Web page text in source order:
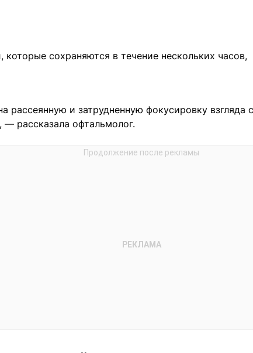
сохраняются в течение нескольких часов,
рассеянную и затрудненную фокусировку взгляда с
рассказала офтальмолог.